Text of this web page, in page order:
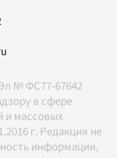
№ ФС77-67642
в сфере
и массовых
г. Редакция не
информации,